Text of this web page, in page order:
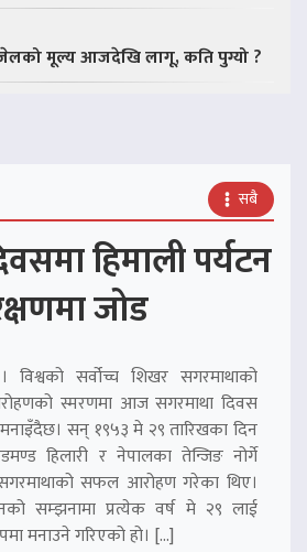
मूल्य आजदेखि लागू, कति पुग्यो ?
सबै
हिमाली पर्यटन
जोड
सर्वोच्च शिखर सगरमाथाको
स्मरणमा आज सगरमाथा दिवस
मनाइँदैछ। सन् १९५३ मे २९ तारिखका दिन
हिलारी र नेपालका तेन्जिङ नोर्गे
सफल आरोहण गरेका थिए।
सम्झनामा प्रत्येक वर्ष मे २९ लाई
मनाउने गरिएको हो। […]